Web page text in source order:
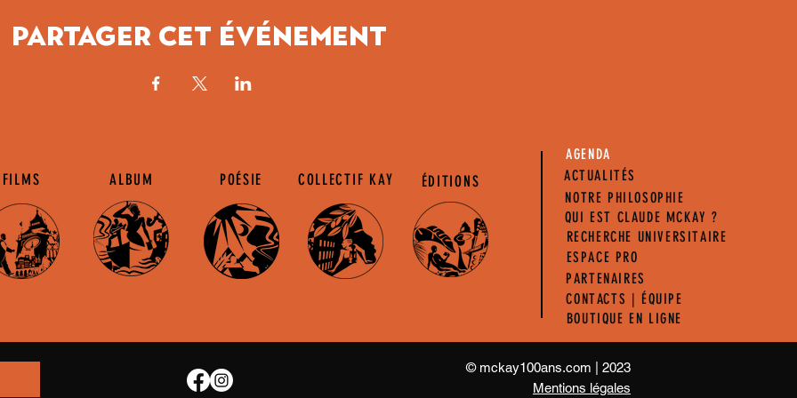
Partager cet événement
AGENDA
FILMS COLLECTIF KAY ÉDITIONS
POÉSIE
ALBUM
ACTUALITÉS
NOTRE PHILOSOPHIE
QUI EST CLAUDE MCKAY ?
ESPACE PRO
PARTENAIRES
RECHERCHE UNIVERSITAIRE
CONTACTS | ÉQUIPE
BOUTIQUE EN LIGNE
© mckay100ans.com
2023
Mentions légales